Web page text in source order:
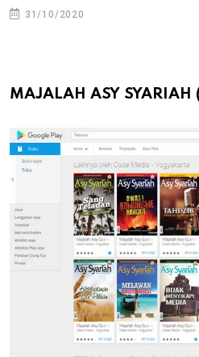
31/10/2020
MAJALAH ASY SYARIAH